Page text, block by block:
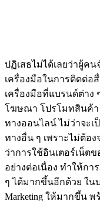
ปฏิเสธไม่ได้เลยว่าผู้ค
เครื่องมือในการติดต่อสื่
เครื่องมือที่แบรนด์ต่าง
โฆษณา โปรโมทสินค้า
ทางออนไลน์ ไม่ว่าจะเ
ทางอื่น ๆ เพราะไม่ต้อ
ว่าการใช้อินเตอร์เน็ต
อย่างต่อเนื่อง ทำให้ก
ๆ ได้มากขึ้นอีกด้วย ใน
Marketing ให้มากขึ้น